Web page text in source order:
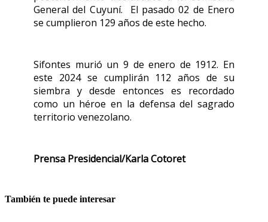
General del Cuyuní. El pasado 02 de Enero
se cumplieron 129 años de este hecho.
Sifontes murió un 9 de enero de 1912. En
este 2024 se cumplirán 112 años de su
siembra y desde entonces es recordado
como un héroe en la defensa del sagrado
territorio venezolano.
Prensa Presidencial/Karla Cotoret
También te puede interesar